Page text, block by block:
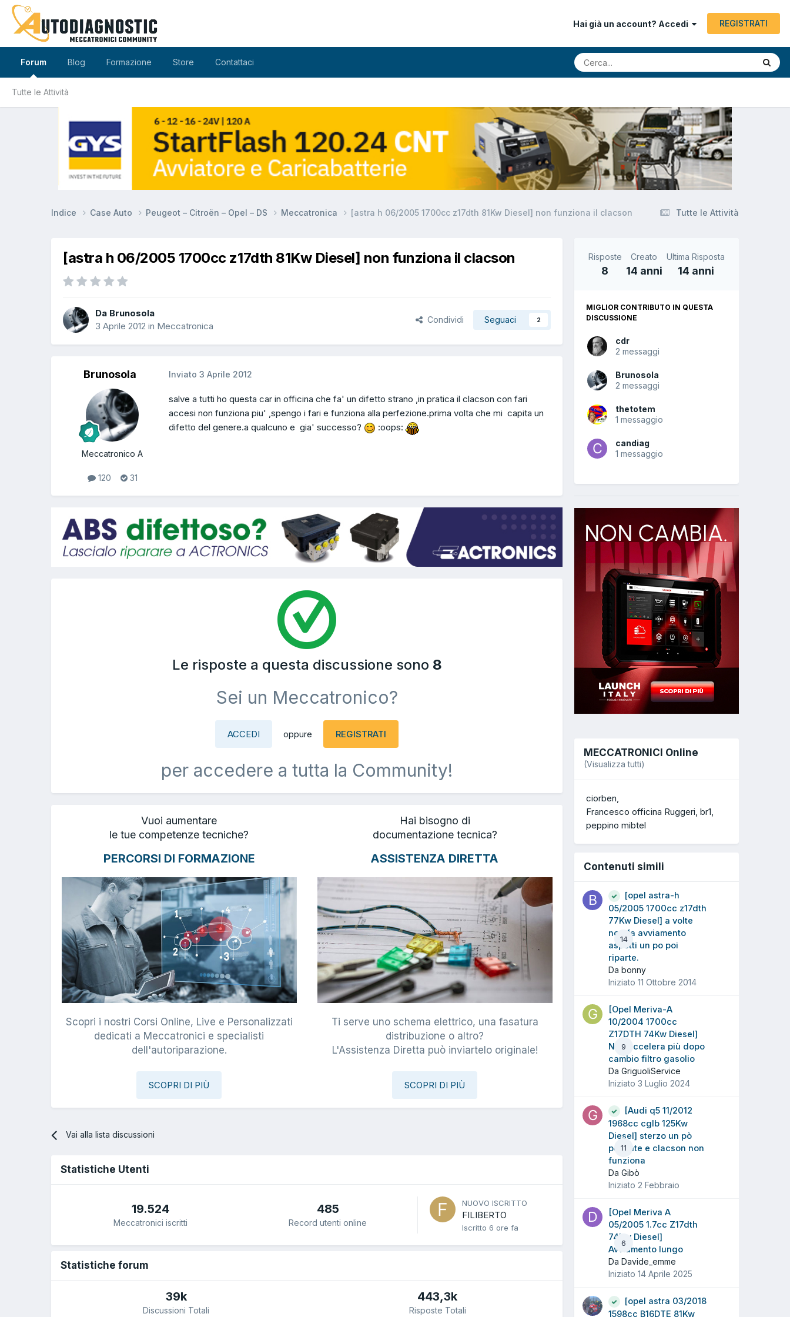
Hai già un account? Accedi REGISTRATI
Forum
Tutte le Attività
Blog Formazione Store Contattaci
Tutte le Attività
Indice Case Auto Peugeot – Citroën – Opel – DS Meccatronica [astra h 06/2005 1700cc z17dth 81Kw Diesel] non funziona il clacson
[astra h 06/2005 1700cc z17dth 81Kw Diesel] non funziona il clacson
Da Brunosola
3 Aprile 2012 in Meccatronica
Condividi Seguaci 2
Brunosola
Meccatronico A
120 31
Inviato 3 Aprile 2012
salve a tutti ho questa car in officina che fa' un difetto strano ,in pratica il clacson con fari
accesi non funziona piu' ,spengo i fari e funziona alla perfezione.prima volta che mi capita un
difetto del genere.a qualcuno e gia' successo?
:oops:
Le risposte a questa discussione sono 8
Sei un Meccatronico?
ACCEDI oppure REGISTRATI
per accedere a tutta la Community!
Vuoi aumentare
le tue competenze tecniche?
PERCORSI DI FORMAZIONE
Scopri i nostri Corsi Online, Live e Personalizzati
dedicati a Meccatronici e specialisti
dell'autoriparazione.
SCOPRI DI PIÙ
Hai bisogno di
documentazione tecnica?
ASSISTENZA DIRETTA
Ti serve uno schema elettrico, una fasatura
distribuzione o altro?
L'Assistenza Diretta può inviartelo originale!
SCOPRI DI PIÙ
Vai alla lista discussioni
Statistiche Utenti
19.524
Meccatronici iscritti
485
Record utenti online
NUOVO ISCRITTO
FILIBERTO
Iscritto 6 ore fa
Statistiche forum
39k
Discussioni Totali
443,3k
Risposte Totali
Risposte
8
Creato
14 anni
Ultima Risposta
14 anni
MIGLIOR CONTRIBUTO IN QUESTA
DISCUSSIONE
cdr
2 messaggi
Brunosola
2 messaggi
thetotem
1 messaggio
candiag
1 messaggio
MECCATRONICI Online
(Visualizza tutti)
ciorben
Francesco officina Ruggeri br1
peppino mibtel
Contenuti simili
14
[opel astra-h
05/2005 1700cc z17dth
77Kw Diesel] a volte
non fa avviamento
aspetti un po poi
riparte.
Da bonny
Iniziato 11 Ottobre 2014
9
[Opel Meriva-A
10/2004 1700cc
Z17DTH 74Kw Diesel]
Non accelera più dopo
cambio filtro gasolio
Da GriguoliService
Iniziato 3 Luglio 2024
11
[Audi q5 11/2012
1968cc cglb 125Kw
Diesel] sterzo un pò
pesante e clacson non
funziona
Da Gibò
Iniziato 2 Febbraio
6
[Opel Meriva A
05/2005 1.7cc Z17dth
74Kw Diesel]
Avviamento lungo
Da Davide_emme
Iniziato 14 Aprile 2025
[opel astra 03/2018
1598cc B16DTE 81Kw